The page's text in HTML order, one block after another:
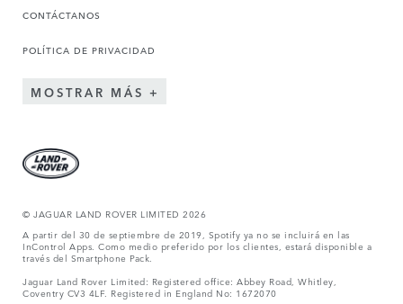
CONTÁCTANOS
POLÍTICA DE PRIVACIDAD
MOSTRAR MÁS
© JAGUAR LAND ROVER LIMITED 2026
A partir del 30 de septiembre de 2019, Spotify ya no se incluirá en las
InControl Apps. Como medio preferido por los clientes, estará disponible a
través del Smartphone Pack.
Jaguar Land Rover Limited: Registered office: Abbey Road, Whitley,
Coventry CV3 4LF. Registered in England No: 1672070